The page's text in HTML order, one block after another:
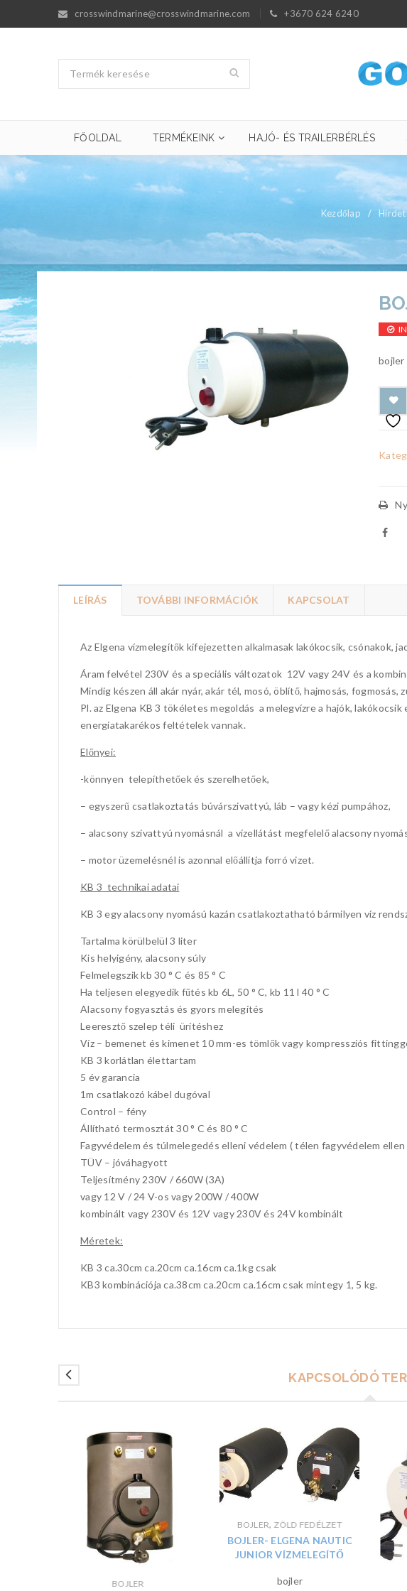
crosswindmarine@crosswindmarine.com +3670 624 6240
FŐOLDAL TERMÉKEINK HAJÓ- ÉS TRAILERBÉRLÉS
Kezdőlap /
bojler
LEÍRÁS TOVÁBBI INFORMÁCIÓK KAPCSOLAT
Az Elgena vízmelegítők kifejezetten alkalmasak lakókocsik, csónakok,
Áram felvétel 230V és a speciális változatok 12V vagy 24V és a
Mindig készen áll akár nyár, akár tél, mosó, öblítő, hajmosás, fogmosás,
Pl. az Elgena KB 3 tökéletes megoldás a melegvízre a hajók,
energiatakarékos feltételek vannak.
Előnyei:
-könnyen telepíthetőek és szerelhetőek,
– egyszerű csatlakoztatás búvárszivattyú, láb – vagy kézi pumpához,
– alacsony szivattyú nyomásnál a vízellátást megfelelő alacsony
– motor üzemelésnél is azonnal előállítja forró vizet.
KB 3 technikai adatai
KB 3 egy alacsony nyomású kazán csatlakoztatható bármilyen víz
Tartalma körülbelül 3 liter
Kis helyigény, alacsony súly
Felmelegszik kb 30 ° C és 85 ° C
Ha teljesen elegyedik fűtés kb 6L, 50 ° C, kb 11 l 40 ° C
Alacsony fogyasztás és gyors melegítés
Leeresztő szelep téli ürítéshez
Víz – bemenet és kimenet 10 mm-es tömlők vagy kompressziós
KB 3 korlátlan élettartam
5 év garancia
1m csatlakozó kábel dugóval
Control – fény
Állítható termosztát 30 ° C és 80 ° C
Fagyvédelem és túlmelegedés elleni védelem ( télen fagyvédelem
TÜV – jóváhagyott
Teljesítmény 230V / 660W (3A)
vagy 12 V / 24 V-os vagy 200W / 400W
kombinált vagy 230V és 12V vagy 230V és 24V kombinált
Méretek:
KB 3 ca.30cm ca.20cm ca.16cm ca.1kg csak
KB3 kombinációja ca.38cm ca.20cm ca.16cm csak mintegy 1, 5 kg.
KAPCSOLÓDÓ
BOJLER
BOJLER, ZÖLD FEDÉLZET
BOJLER- ELGENA NAUTIC
JUNIOR VÍZMELEGÍTŐ
bojler